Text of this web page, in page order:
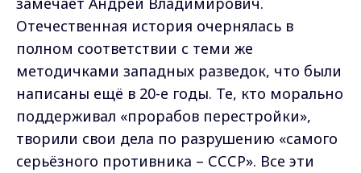
Отечественная история очернялась в
полном соответствии с теми же
методичками западных разведок, что были
написаны ещё в 20-е годы. Те, кто морально
поддерживал «прорабов перестройки»,
творили свои дела по разрушению «самого
серьёзного противника – СССР». Все эти